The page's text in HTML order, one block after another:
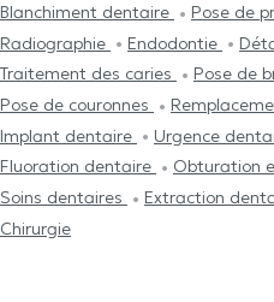
Blanchiment dentaire
Pose de
Radiographie
Endodontie
Traitement des caries
Pose de
Pose de couronnes
Implant dentaire
Urgence
Fluoration dentaire
Obturation
Soins dentaires
Extraction
Chirurgie